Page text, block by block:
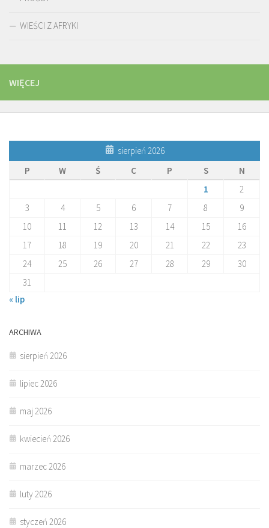
WIEŚCI Z AFRYKI
WIĘCEJ
sierpień 2026
P
W Ś C P S
N
1
2
3
4 5 6 7 8
9
10
11 12 13 14 15
16
17
18 19 20 21 22
23
24
25 26 27 28 29
30
31
« lip
ARCHIWA
sierpień 2026
lipiec 2026
maj 2026
kwiecień 2026
marzec 2026
luty 2026
styczeń 2026